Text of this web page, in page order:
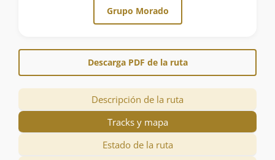
Grupo Morado
Descarga PDF de la ruta
Descripción de la ruta
Tracks y mapa
Estado de la ruta